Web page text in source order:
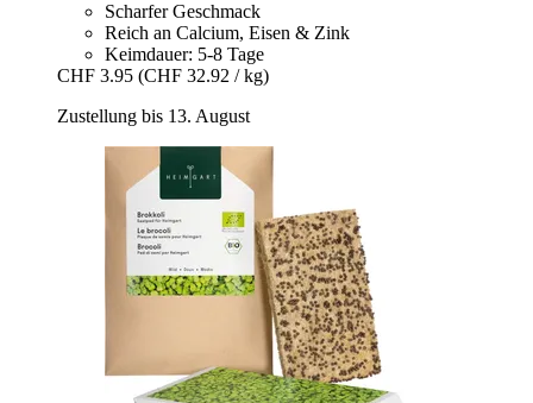
Scharfer Geschmack
Reich an Calcium, Eisen & Zink
Keimdauer: 5-8 Tage
CHF 3.95 (CHF 32.92 / kg)
Zustellung bis 13. August